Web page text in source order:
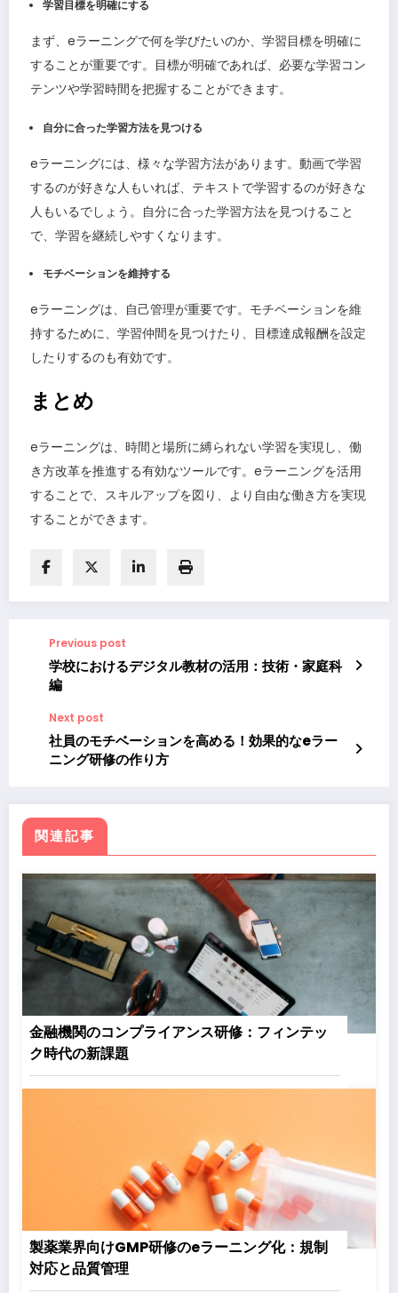
学習目標を明確にする
まず、eラーニングで何を学びたいのか、学習目標を明確に
することが重要です。目標が明確であれば、必要な学習コン
テンツや学習時間を把握することができます。
自分に合った学習方法を見つける
eラーニングには、様々な学習方法があります。動画で学習
するのが好きな人もいれば、テキストで学習するのが好きな
人もいるでしょう。自分に合った学習方法を見つけること
で、学習を継続しやすくなります。
モチベーションを維持する
eラーニングは、自己管理が重要です。モチベーションを維
持するために、学習仲間を見つけたり、目標達成報酬を設定
したりするのも有効です。
まとめ
eラーニングは、時間と場所に縛られない学習を実現し、働
き方改革を推進する有効なツールです。eラーニングを活用
することで、スキルアップを図り、より自由な働き方を実現
することができます。
Previous post
学校におけるデジタル教材の活用：技術・家庭科
編
Next post
社員のモチベーションを高める！効果的なeラー
ニング研修の作り方
関連記事
金融機関のコンプライアンス研修：フィンテッ
ク時代の新課題
製薬業界向けGMP研修のeラーニング化：規制
対応と品質管理